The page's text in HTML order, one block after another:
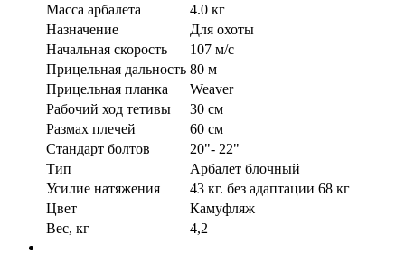
Масса арбалета
4.0 кг
Назначение
Для охоты
Начальная скорость
107 м/с
Прицельная дальность 80 м
Прицельная планка
Weaver
Рабочий ход тетивы
30 см
Размах плечей
60 см
Стандарт болтов
20"- 22"
Тип
Арбалет блочный
Усилие натяжения
43 кг. без адаптации 68 кг
Цвет
Камуфляж
Вес, кг
4,2